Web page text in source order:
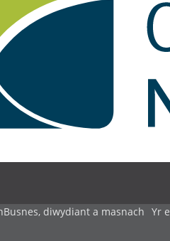
Busnes, diwydiant a masnach Yr